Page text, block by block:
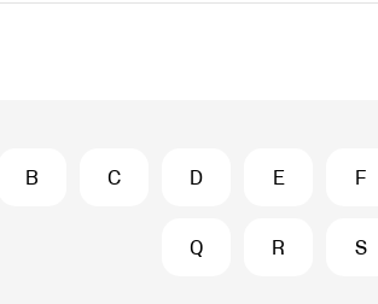
B C D E F
Q R S